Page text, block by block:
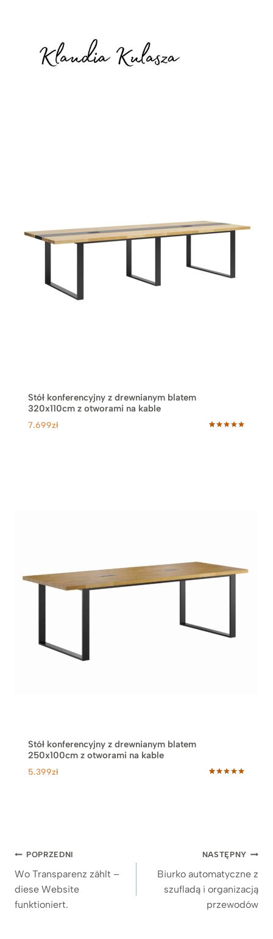
Stół konferencyjny z drewnianym blatem
320x110cm z otworami na kable
7.699zł
Stół konferencyjny z drewnianym blatem
250x100cm z otworami na kable
5.399zł
Nawigacja
wpisu
POPRZEDNI
Wo Transparenz zählt –
diese Website
funktioniert.
NASTĘPNY
Biurko automatyczne z
szufladą i organizacją
przewodów